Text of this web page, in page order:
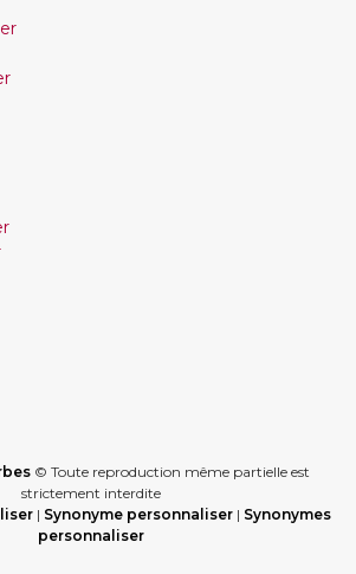
© Toute reproduction même partielle est
strictement interdite
| Synonyme personnaliser | Synonymes
personnaliser